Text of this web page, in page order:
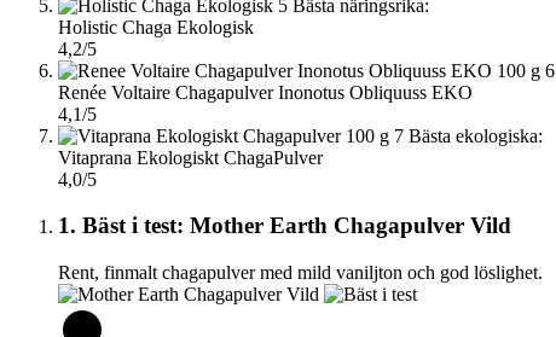
5 Bästa näringsrika:
Holistic Chaga Ekologisk
4,2/5
6
Renée Voltaire Chagapulver Inonotus Obliquuss EKO
4,1/5
7 Bästa ekologiska:
Vitaprana Ekologiskt ChagaPulver
4,0/5
1. Bäst i test: Mother Earth Chagapulver Vild
Rent, finmalt chagapulver med mild vaniljton och god löslighet.